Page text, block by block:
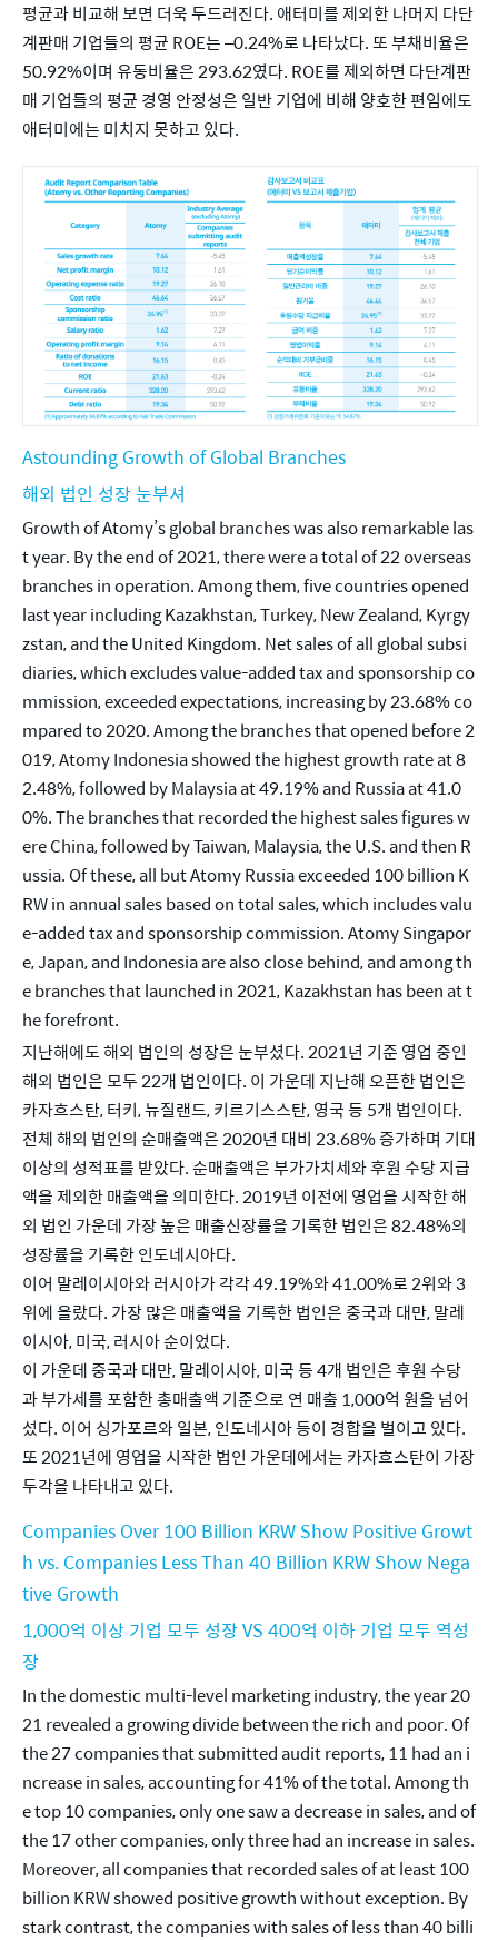
평균과 비교해 보면 더욱 두드러진다. 애터미를 제외한 나머지 다단
계판매 기업들의 평균 ROE는 –0.24%로 나타났다. 또 부채비율은
50.92%이며 유동비율은 293.62였다. ROE를 제외하면 다단계판
매 기업들의 평균 경영 안정성은 일반 기업에 비해 양호한 편임에도
애터미에는 미치지 못하고 있다.
Astounding Growth of Global Branches
해외 법인 성장 눈부셔
Growth of Atomy’s global branches was also remarkable las
t year. By the end of 2021, there were a total of 22 overseas
branches in operation. Among them, five countries opened
last year including Kazakhstan, Turkey, New Zealand, Kyrgy
zstan, and the United Kingdom. Net sales of all global subsi
diaries, which excludes value-added tax and sponsorship co
mmission, exceeded expectations, increasing by 23.68% co
mpared to 2020. Among the branches that opened before 2
019, Atomy Indonesia showed the highest growth rate at 8
2.48%, followed by Malaysia at 49.19% and Russia at 41.0
0%. The branches that recorded the highest sales figures w
ere China, followed by Taiwan, Malaysia, the U.S. and then R
ussia. Of these, all but Atomy Russia exceeded 100 billion K
RW in annual sales based on total sales, which includes valu
e-added tax and sponsorship commission. Atomy Singapor
e, Japan, and Indonesia are also close behind, and among th
e branches that launched in 2021, Kazakhstan has been at t
he forefront.
지난해에도 해외 법인의 성장은 눈부셨다. 2021년 기준 영업 중인
해외 법인은 모두 22개 법인이다. 이 가운데 지난해 오픈한 법인은
카자흐스탄, 터키, 뉴질랜드, 키르기스스탄, 영국 등 5개 법인이다.
전체 해외 법인의 순매출액은 2020년 대비 23.68% 증가하며 기대
이상의 성적표를 받았다. 순매출액은 부가가치세와 후원 수당 지급
액을 제외한 매출액을 의미한다. 2019년 이전에 영업을 시작한 해
외 법인 가운데 가장 높은 매출신장률을 기록한 법인은 82.48%의
성장률을 기록한 인도네시아다.
이어 말레이시아와 러시아가 각각 49.19%와 41.00%로 2위와 3
위에 올랐다. 가장 많은 매출액을 기록한 법인은 중국과 대만, 말레
이시아, 미국, 러시아 순이었다.
이 가운데 중국과 대만, 말레이시아, 미국 등 4개 법인은 후원 수당
과 부가세를 포함한 총매출액 기준으로 연 매출 1,000억 원을 넘어
섰다. 이어 싱가포르와 일본, 인도네시아 등이 경합을 벌이고 있다.
또 2021년에 영업을 시작한 법인 가운데에서는 카자흐스탄이 가장
두각을 나타내고 있다.
Companies Over 100 Billion KRW Show Positive Growt
h vs. Companies Less Than 40 Billion KRW Show Nega
tive Growth
1,000억 이상 기업 모두 성장 VS 400억 이하 기업 모두 역성
장
In the domestic multi-level marketing industry, the year 20
21 revealed a growing divide between the rich and poor. Of
the 27 companies that submitted audit reports, 11 had an i
ncrease in sales, accounting for 41% of the total. Among th
e top 10 companies, only one saw a decrease in sales, and of
the 17 other companies, only three had an increase in sales.
Moreover, all companies that recorded sales of at least 100
billion KRW showed positive growth without exception. By
stark contrast, the companies with sales of less than 40 billi